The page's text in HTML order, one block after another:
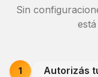
Sin
1 Autorizás